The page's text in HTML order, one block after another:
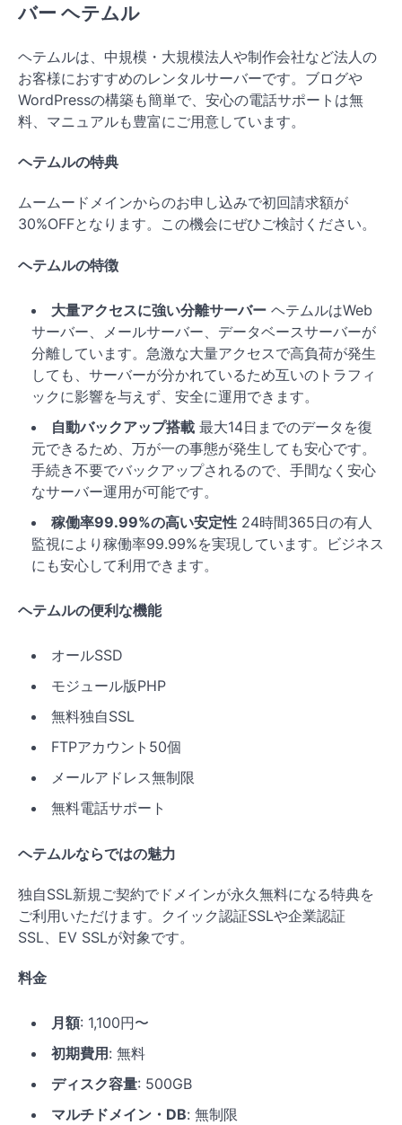
バー ヘテムル
ヘテムルは、中規模・大規模法人や制作会社など法人の
お客様におすすめのレンタルサーバーです。ブログや
WordPressの構築も簡単で、安心の電話サポートは無
料、マニュアルも豊富にご用意しています。
ヘテムルの特典
ムームードメインからのお申し込みで初回請求額が
30%OFFとなります。この機会にぜひご検討ください。
ヘテムルの特徴
大量アクセスに強い分離サーバー ヘテムルはWeb
サーバー、メールサーバー、データベースサーバーが
分離しています。急激な大量アクセスで高負荷が発生
しても、サーバーが分かれているため互いのトラフィ
ックに影響を与えず、安全に運用できます。
自動バックアップ搭載 最大14日までのデータを復
元できるため、万が一の事態が発生しても安心です。
手続き不要でバックアップされるので、手間なく安心
なサーバー運用が可能です。
稼働率99.99%の高い安定性 24時間365日の有人
監視により稼働率99.99%を実現しています。ビジネス
にも安心して利用できます。
ヘテムルの便利な機能
オールSSD
モジュール版PHP
無料独自SSL
FTPアカウント50個
メールアドレス無制限
無料電話サポート
ヘテムルならではの魅力
独自SSL新規ご契約でドメインが永久無料になる特典を
ご利用いただけます。クイック認証SSLや企業認証
SSL、EV SSLが対象です。
料金
月額: 1,100円〜
初期費用 : 無料
ディスク容量: 500GB
マルチドメイン・DB: 無制限